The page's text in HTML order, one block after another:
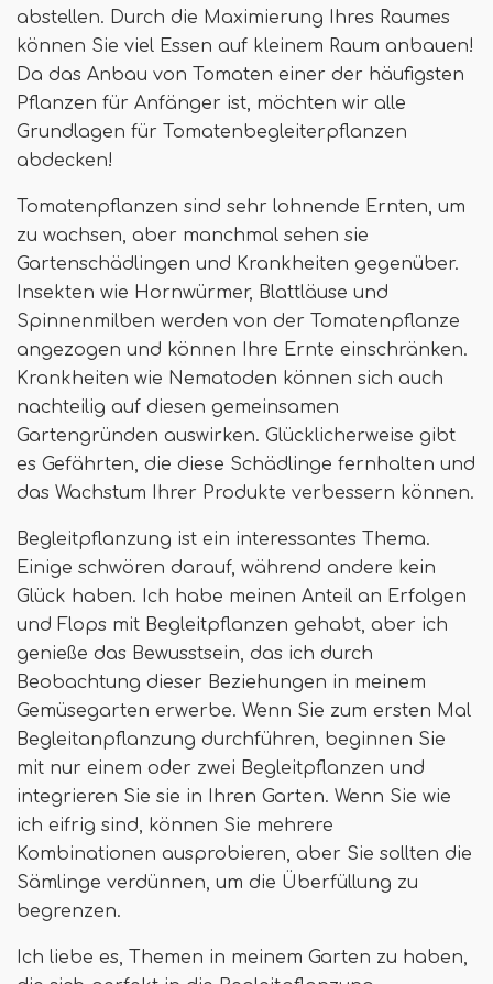
abstellen. Durch die Maximierung Ihres Raumes
können Sie viel Essen auf kleinem Raum anbauen!
Da das Anbau von Tomaten einer der häufigsten
Pflanzen für Anfänger ist, möchten wir alle
Grundlagen für Tomatenbegleiterpflanzen
abdecken!
Tomatenpflanzen sind sehr lohnende Ernten, um
zu wachsen, aber manchmal sehen sie
Gartenschädlingen und Krankheiten gegenüber.
Insekten wie Hornwürmer, Blattläuse und
Spinnenmilben werden von der Tomatenpflanze
angezogen und können Ihre Ernte einschränken.
Krankheiten wie Nematoden können sich auch
nachteilig auf diesen gemeinsamen
Gartengründen auswirken. Glücklicherweise gibt
es Gefährten, die diese Schädlinge fernhalten und
das Wachstum Ihrer Produkte verbessern können.
Begleitpflanzung ist ein interessantes Thema.
Einige schwören darauf, während andere kein
Glück haben. Ich habe meinen Anteil an Erfolgen
und Flops mit Begleitpflanzen gehabt, aber ich
genieße das Bewusstsein, das ich durch
Beobachtung dieser Beziehungen in meinem
Gemüsegarten erwerbe. Wenn Sie zum ersten Mal
Begleitanpflanzung durchführen, beginnen Sie
mit nur einem oder zwei Begleitpflanzen und
integrieren Sie sie in Ihren Garten. Wenn Sie wie
ich eifrig sind, können Sie mehrere
Kombinationen ausprobieren, aber Sie sollten die
Sämlinge verdünnen, um die Überfüllung zu
begrenzen.
Ich liebe es, Themen in meinem Garten zu haben,